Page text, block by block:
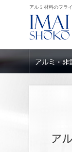
アルミ材料のフラ